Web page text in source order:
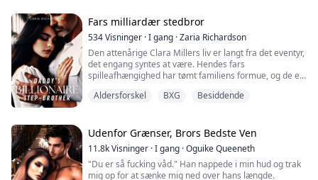
kendt, bliver Sophias liv en rutsjebane, da hun opdager,
at hendes stedonkel ikke er, hvad hun tr...
Fars milliardær stedbror
534Visninger ·I gang ·Zaria Richardson
Den attenårige Clara Millers liv er langt fra det eventyr,
det engang syntes at være. Hendes fars
spilleafhængighed har tømt familiens formue, og de er
opretholde en skygge af deres tidligere livsstil. Som
betyder alt.
Alt ændrer sig, da Adrian Bel...
Aldersforskel BXG Besiddende
Udenfor Grænser, Brors Bedste Ven
11.8kVisninger ·I gang ·Oguike Queeneth
"Du er så fucking våd." Han nappede i min hud og trak
mig op for at sænke mig ned over hans længde.